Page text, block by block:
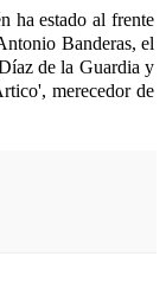
ha estado al frente
Banderas, el
de la Guardia y
merecedor de